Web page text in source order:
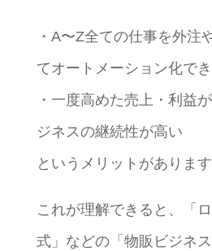
・A〜Z全ての仕事を外注
てオートメーション化で
・一度高めた売上・利益
ジネスの継続性が高い
というメリットがあります
これが理解できると、「
式」などの「物販ビジネ